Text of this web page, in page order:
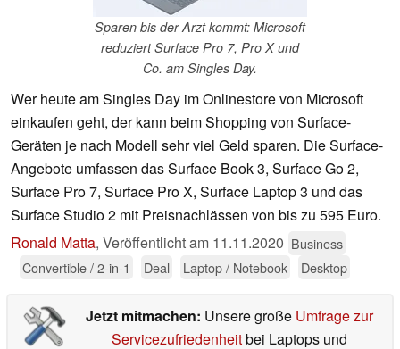
Sparen bis der Arzt kommt: Microsoft
reduziert Surface Pro 7, Pro X und
Co. am Singles Day.
Wer heute am Singles Day im Onlinestore von Microsoft
einkaufen geht, der kann beim Shopping von Surface-
Geräten je nach Modell sehr viel Geld sparen. Die Surface-
Angebote umfassen das Surface Book 3, Surface Go 2,
Surface Pro 7, Surface Pro X, Surface Laptop 3 und das
Surface Studio 2 mit Preisnachlässen von bis zu 595 Euro.
Ronald Matta, Veröffentlicht am 11.11.2020 Business
Convertible / 2-in-1
Deal Laptop / Notebook Desktop
Jetzt mitmachen: Unsere große Umfrage zur
Servicezufriedenheitbei Laptops und